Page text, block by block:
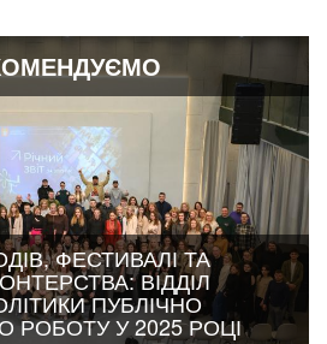
ФЕСТИВАЛІ ТА
ВІДДІЛ
ПУБЛІЧНО
РОБОТУ У 2025 РОЦІ